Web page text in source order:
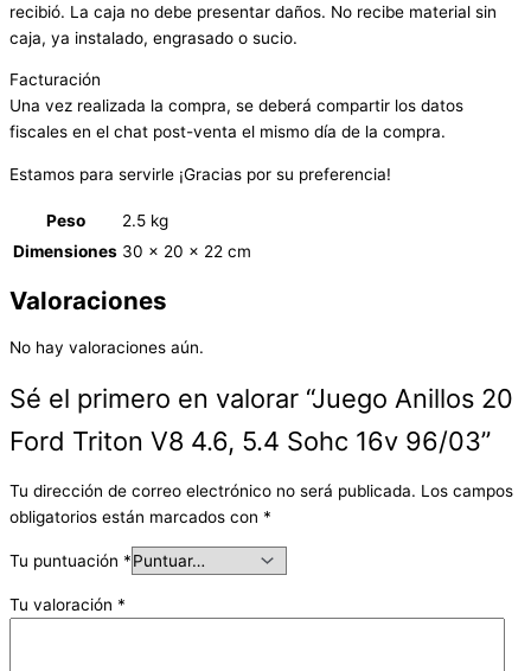
recibió. La caja no debe presentar daños. No recibe material sin
caja, ya instalado, engrasado o sucio.
Facturación
Una vez realizada la compra, se deberá compartir los datos
fiscales en el chat post-venta el mismo día de la compra.
Estamos para servirle ¡Gracias por su preferencia!
Peso
2.5 kg
Dimensiones 30 × 20 × 22 cm
Valoraciones
No hay valoraciones aún.
Sé el primero en valorar “Juego Anillos 20
Ford Triton V8 4.6, 5.4 Sohc 16v 96/03”
Tu dirección de correo electrónico no será publicada. Los campos
obligatorios están marcados con *
Tu puntuación *
Tu valoración *